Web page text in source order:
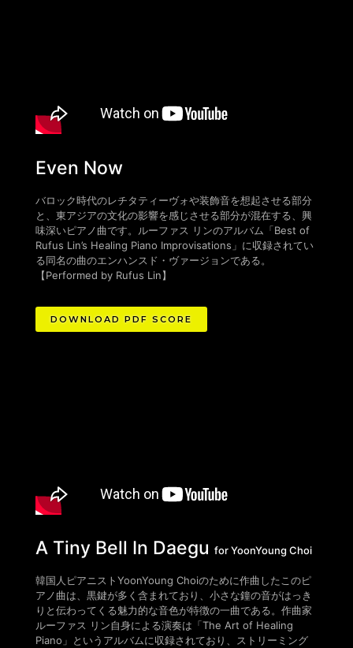
Even Now
バロック時代のレチタティーヴォや装飾音を想起させる部分
と、東アジアの文化の影響を感じさせる部分が混在する、興
味深いピアノ曲です。ルーファス リンのアルバム「Best of
Rufus Lin’s Healing Piano Improvisations」に収録されてい
る同名の曲のエンハンスド・ヴァージョンである。
【Performed by Rufus Lin】
DOWNLOAD PDF SCORE
A Tiny Bell In Daegu for YoonYoung Choi
韓国人ピアニストYoonYoung Choiのために作曲したこのピ
アノ曲は、黒鍵が多く含まれており、小さな鐘の音がはっき
りと伝わってくる魅力的な音色が特徴の一曲である。作曲家
ルーファス リン自身による演奏は「The Art of Healing
Piano」というアルバムに収録されており、ストリーミング